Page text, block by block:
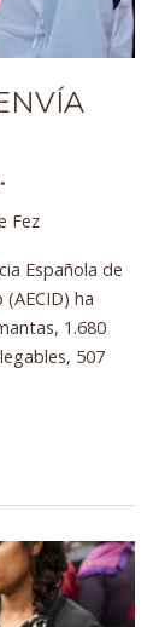
Fez
Española de
ha
1.680
507